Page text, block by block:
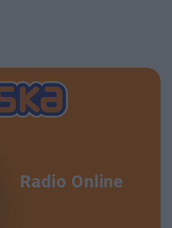
Radio Online